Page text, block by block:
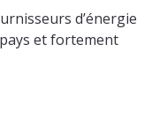
d’énergie
et fortement